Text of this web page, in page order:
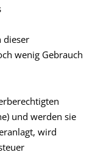
dieser
wenig Gebrauch
und werden sie
wird